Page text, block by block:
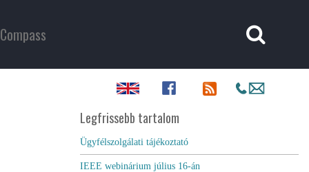
Compass
Legfrissebb tartalom
Ügyfélszolgálati tájékoztató
IEEE webinárium július 16-án